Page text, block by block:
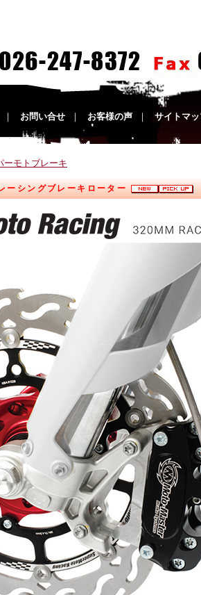
お問い合せ お客様の声 サイトマ
ーモトブレーキ
シングブレーキローター